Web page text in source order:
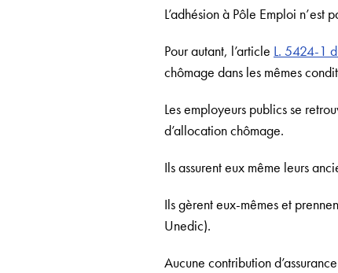
L’adhésion à Pôle Emploi
Pour autant, l’article L. 5424-1
chômage dans les mêmes
Les employeurs publics se
d’allocation chômage.
Ils assurent eux même leurs
Ils gèrent eux-mêmes et
Unedic).
Aucune contribution